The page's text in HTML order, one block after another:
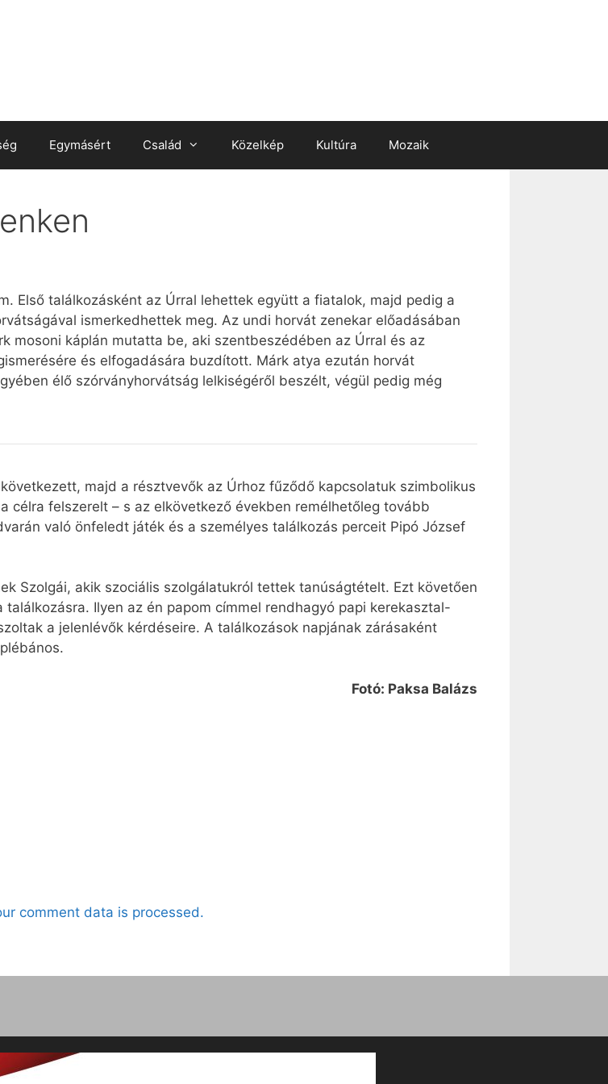
Egymásért Család Közelkép Kultúra Mozaik
Első találkozásként az Úrral lehettek együtt a fiatalok, majd pedig a
ismerkedhettek meg. Az undi horvát zenekar előadásában
mosoni káplán mutatta be, aki szentbeszédében az Úrral és az
és elfogadására buzdított. Márk atya ezután horvát
élő szórványhorvátság lelkiségéről beszélt, végül pedig még
majd a résztvevők az Úrhoz fűződő kapcsolatuk szimbolikus
célra felszerelt – s az elkövetkező években remélhetőleg tovább
való önfeledt játék és a személyes találkozás perceit Pipó József
Szolgái, akik szociális szolgálatukról tettek tanúságtételt. Ezt követően
Ilyen az én papom címmel rendhagyó papi kerekasztal-
a jelenlévők kérdéseire. A találkozások napjának zárásaként
Fotó: Paksa Balázs
comment data is processed.